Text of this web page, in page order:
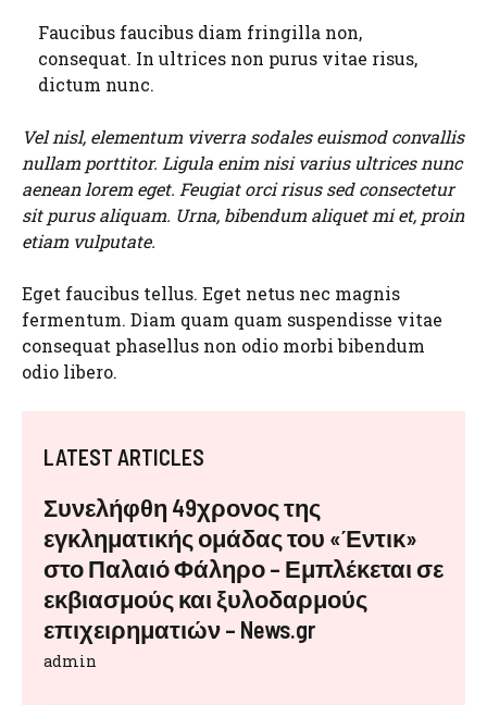
Faucibus faucibus diam fringilla non,
consequat. In ultrices non purus vitae risus,
dictum nunc.
Vel nisl, elementum viverra sodales euismod convallis
nullam porttitor. Ligula enim nisi varius ultrices nunc
aenean lorem eget. Feugiat orci risus sed consectetur
sit purus aliquam. Urna, bibendum aliquet mi et, proin
etiam vulputate.
Eget faucibus tellus. Eget netus nec magnis
fermentum. Diam quam quam suspendisse vitae
consequat phasellus non odio morbi bibendum
odio libero.
LATEST ARTICLES
Συνελήφθη 49χρονος της
εγκληματικής ομάδας του «Έντικ»
στο Παλαιό Φάληρο – Εμπλέκεται σε
εκβιασμούς και ξυλοδαρμούς
επιχειρηματιών – News.gr
admin